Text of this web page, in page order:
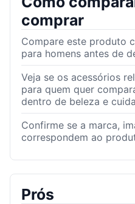
comprar
Compare este produto
para homens antes de
Veja se os acessórios
para quem quer
dentro de beleza e
Confirme se a marca,
correspondem ao
Prós